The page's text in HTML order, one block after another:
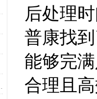
后处理
普康找
能够完
合理且